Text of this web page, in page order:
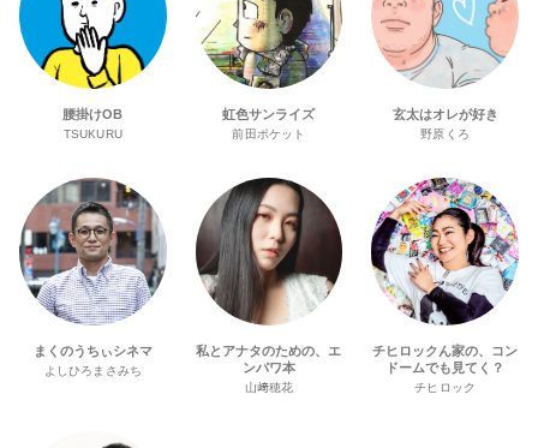
腰掛けOB
TSUKURU
虹色サンライズ
前田ポケット
玄太はオレが好き
野原くろ
まくのうちぃシネマ
よしひろまさみち
私とアナタのための、エ
ンパワ本
山﨑穂花
チヒロックん家の、コン
ドームでも見てく？
チヒロック